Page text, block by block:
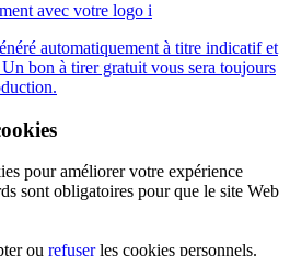
avec votre logo i
automatiquement à titre indicatif et
bon à tirer gratuit vous sera toujours
pour améliorer votre expérience
sont obligatoires pour que le site Web
ou refuserles cookies personnels.